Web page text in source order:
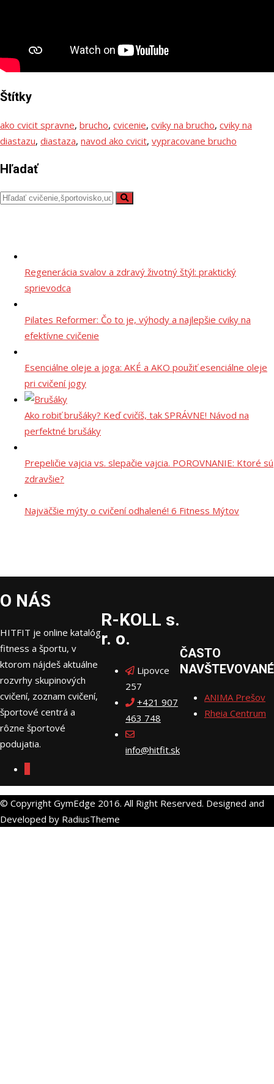
Štítky
ako cvicit spravne, brucho, cvicenie, cviky na brucho, cviky na
diastazu, diastaza, navod ako cvicit, vypracovane brucho
Hľadať
Regenerácia svalov a zdravý životný štýl: praktický
sprievodca
Pilates Reformer: Čo to je, výhody a najlepšie cviky na
efektívne cvičenie
Esenciálne oleje a joga: AKÉ a AKO použiť esenciálne oleje
pri cvičení jogy
Ako robiť brušáky? Keď cvičíš, tak SPRÁVNE! Návod na
perfektné brušáky
Prepeličie vajcia vs. slepačie vajcia. POROVNANIE: Ktoré sú
zdravšie?
Najväčšie mýty o cvičení odhalené! 6 Fitness Mýtov
O NÁS
HITFIT je online katalóg
fitness a športu, v
ktorom nájdeš aktuálne
rozvrhy skupinových
cvičení, zoznam cvičení,
športové centrá a
rôzne športové
podujatia.
R-KOLL s.
r. o.
Lipovce
257
+421 907
463 748
info@hitfit.sk
ČASTO
NAVŠTEVOVANÉ
ANIMA Prešov
Rheia Centrum
© Copyright GymEdge 2016. All Right Reserved. Designed and
Developed by RadiusTheme